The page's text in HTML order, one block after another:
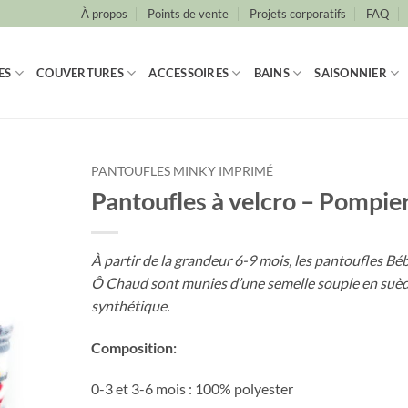
À propos Points de vente Projets corporatifs FAQ
COUVERTURES ACCESSOIRES BAINS SAISONNIER
PANTOUFLES MINKY IMPRIMÉ
Pantoufles à velcro –
À partir de la grandeur 6-9 mois, les pantoufles
Ô Chaud sont munies d’une semelle souple en
synthétique.
Composition:
0-3 et 3-6 mois : 100% polyester